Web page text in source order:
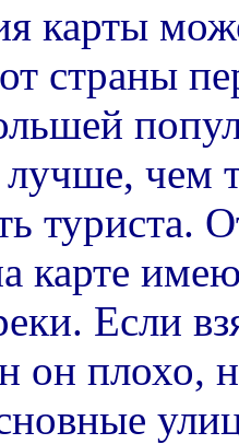
карты
страны
чем
карте
Если
он плохо,